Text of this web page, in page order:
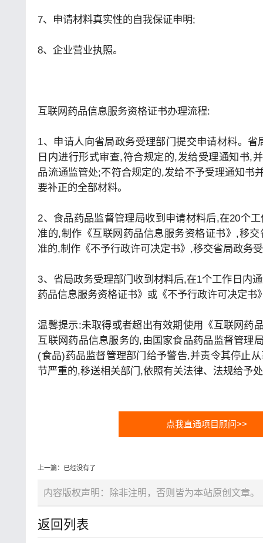
7、申请材料真实性的自我保证申明;
8、企业营业执照。
互联网药品信息服务资格证书办理流程:
1、申请人向省局政务受理部门提交申请材料。省
日内进行形式审查,符合规定的,发给受理通知书,
品流通监管处;不符合规定的,发给不予受理通知书
要补正的全部材料。
2、食品药品监督管理局收到申请材料后,在20个
准的,制作《互联网药品信息服务资格证书》,移
准的,制作《不予行政许可决定书》,移交省局政务
3、省局政务受理部门收到材料后,在1个工作日内
药品信息服务资格证书》或《不予行政许可决定书
温馨提示:未取得或者超出有效期使用《互联网药
互联网药品信息服务的,由国家食品药品监督管理
(食品)药品监督管理部门给予警告,并责令其停止
节严重的,移送相关部门,依照有关法律、法规给予
点我直通项目顾问>>
上一篇：已经没有了
内容版权声明：除非注明，否则皆为本站原创文章。
返回列表